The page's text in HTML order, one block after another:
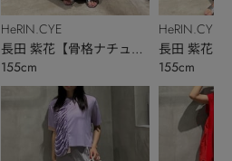
HeRIN.CYE
長田 紫花【骨格ナチュラ
ル】
155cm
HeRIN.CYE
長田 紫花【
ル】
155cm